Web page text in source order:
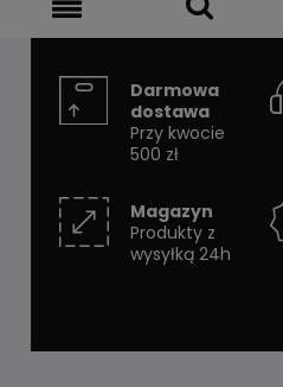
Darmowa
dostawa
Przy kwocie
500 zł
Magazyn
Produkty z
wysyłką 24h